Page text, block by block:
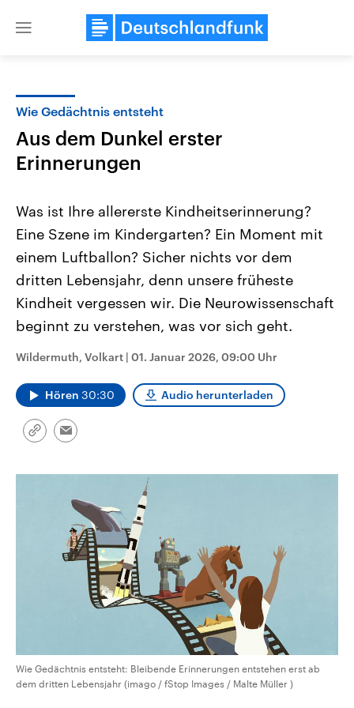
Close
Landtagswahl Sachsen-Anhalt
2026
Alle Informationen
Sachsen-Anhalt wählt am 6.
September 2026 einen neuen
Bundesland von einer Koalition aus
CDU, SPD und FDP regiert.-
Wahlprogramme, aktuelle Berichte
und Hintergründe zu den Parteien
Wahl.
USA
Aktuelle Beiträge,
Hintergründe
gehören die Vereinigten
mit großem Einfluss auf
aktuelle Weltgeschehen.
Sendungen Programm Podcasts
Audio-Archiv
Wie Gedächtnis entsteht
Aus dem Dunkel erster
Erinnerungen
Was ist Ihre allererste Kindheitserinnerung?
Eine Szene im Kindergarten? Ein Moment mit
einem Luftballon? Sicher nichts vor dem
dritten Lebensjahr, denn unsere früheste
Kindheit vergessen wir. Die Neurowissenschaft
beginnt zu verstehen, was vor sich geht.
Wildermuth, Volkart | 01. Januar 2026, 09:00 Uhr
Hören 30:30 Audio herunterladen
Link
Email
Wie Gedächtnis entsteht: Bleibende Erinnerungen entstehen erst ab
dem dritten Lebensjahr (imago / fStop Images / Malte Müller )